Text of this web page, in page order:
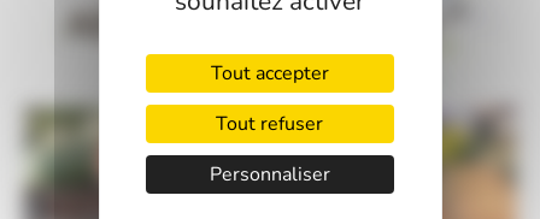
Tout accepter
Tout refuser
Personnaliser